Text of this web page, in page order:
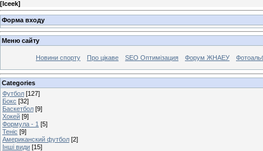
[Iceek]
Форма входу
Меню сайту
Новини спорту Про цікаве SEO Оптимізация Форум ЖНАЕУ
Categories
Футбол [127]
Бокс [32]
Баскетбол [9]
Хокей [9]
Формула - 1 [5]
Теніс [9]
Американский футбол [2]
Інші види [15]